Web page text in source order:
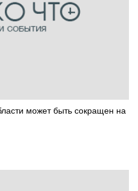
может быть сокращен на